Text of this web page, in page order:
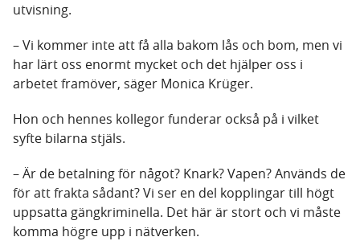
utvisning.
– Vi kommer inte att få alla bakom lås och bom, men vi
har lärt oss enormt mycket och det hjälper oss i
arbetet framöver, säger Monica Krüger.
Hon och hennes kollegor funderar också på i vilket
syfte bilarna stjäls.
– Är de betalning för något? Knark? Vapen? Används de
för att frakta sådant? Vi ser en del kopplingar till högt
uppsatta gängkriminella. Det här är stort och vi måste
komma högre upp i nätverken.